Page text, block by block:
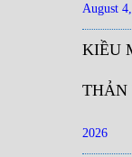
August
KIỀU
THẢN
2026